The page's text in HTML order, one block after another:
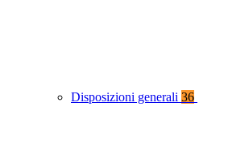
Disposizioni generali 36